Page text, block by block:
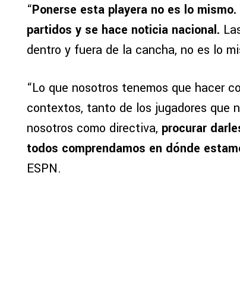
“Ponerse esta playera no es lo
partidos y se hace noticia nacional.
dentro y fuera de la cancha, no es lo
“Lo que nosotros tenemos que hacer
contextos, tanto de los jugadores que
nosotros como directiva, procurar
todos comprendamos en dónde
ESPN.